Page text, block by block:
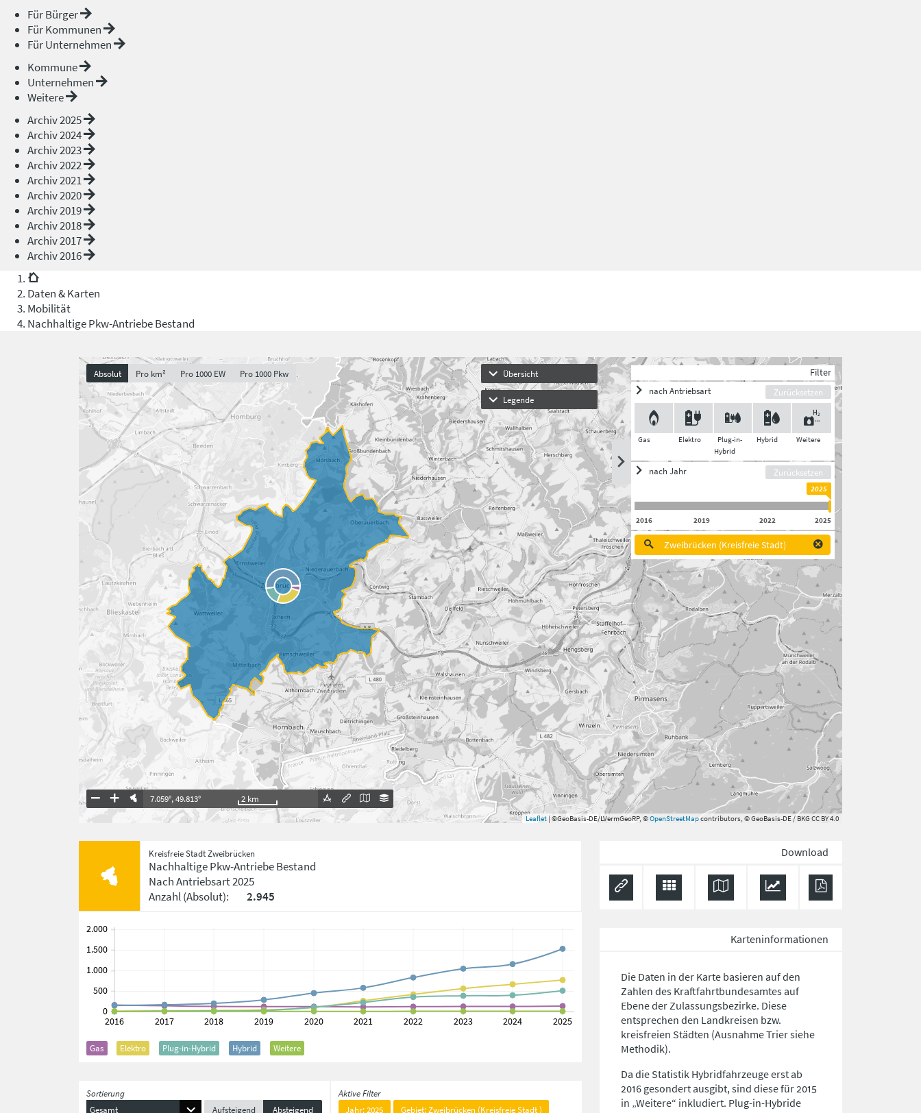
Für Bürger
Für Kommunen
Für Unternehmen
Kommune
Unternehmen
Weitere
Archiv 2025
Archiv 2024
Archiv 2023
Archiv 2022
Archiv 2021
Archiv 2020
Archiv 2019
Archiv 2018
Archiv 2017
Archiv 2016
Daten & Karten
Mobilität
Nachhaltige Pkw-Antriebe Bestand
Absolut Pro km² Pro 1000 EW Pro 1000 Pkw Übersicht
Legende
Filter
nach Antriebsart
Zurücksetzen
Gas Elektro
Plug-in-
Hybrid
Hybrid Weitere
nach Jahr Zurücksetzen
2025
2016 2019 2022 2025
7.059°,49.813° 2 km
Leaflet| ©GeoBasis-DE/LVermGeoRP, ©OpenStreetMapcontributors, © GeoBasis-DE / BKG CC BY 4.0
Kreisfreie Stadt Zweibrücken
Nachhaltige Pkw-Antriebe Bestand
Nach Antriebsart2025
Anzahl(Absolut): 2.945
Gas Elektro Plug-in-Hybrid Hybrid Weitere
Sortierung
Gesamt
Aufsteigend Absteigend
Aktive Filter
Jahr: 2025
Gebiet: Zweibrücken (Kreisfreie Stadt )
Download
Karteninformationen
Die Daten in der Karte basieren auf den
Zahlen des Kraftfahrtbundesamtes auf
Ebene der Zulassungsbezirke. Diese
entsprechen den Landkreisen bzw.
kreisfreien Städten (Ausnahme Trier siehe
Methodik).
Da die Statistik Hybridfahrzeuge erst ab
2016 gesondert ausgibt, sind diese für 2015
in „Weitere“ inkludiert. Plug-in-Hybride